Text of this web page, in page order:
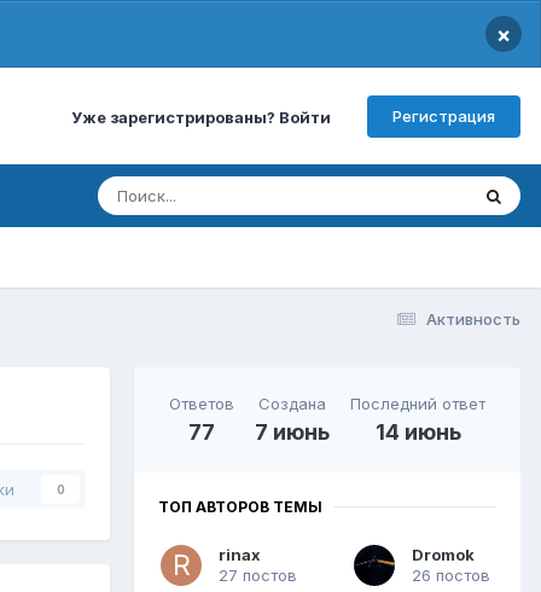
×
Уже зарегистрированы? Войти Регистрация
Активность
0
Ответов
77
Создана
7 июнь
Последний ответ
14 июнь
ТОП АВТОРОВ ТЕМЫ
rinax
27 постов
Dromok
26 постов